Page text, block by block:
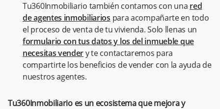
Tu360Inmobiliario también contamos con una red
de agentes inmobiliarios para acompañarte en todo
el proceso de venta de tu vivienda. Solo llenas un
formulario con tus datos y los del inmueble que
necesitas vendery te contactaremos para
compartirte los beneficios de vender con la ayuda de
nuestros agentes.
Tu360Inmobiliario es un ecosistema que mejora y